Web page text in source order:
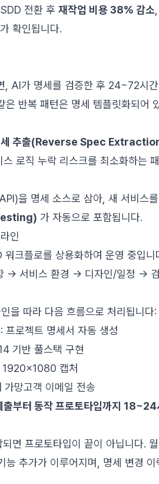
전환 후 재작업 비용 38% 감소
확인됩니다.
, AI가 명세를 검증한 후 24~72시
은 반복 패턴은 명세 템플릿화되어
세 추출(Reverse Spec
로직 누락 리스크를 최소화하는
을 명세 소스로 삼아, 새 서비스
가 자동으로 포함됩니다.
인
크플로를 상용화하여 운영 중입니
→ 서비스 환경 → 디자인/일정 →
을 따라 다음 흐름으로 처리됩니다:
: 프로젝트 명세서 자동 생성
기반 풀스택 구현
캡처
가망고객 이메일 전송
출부터 동작 프로토타입까지 18~24
되면 프로토타입이 끝이 아닙니다.
능 추가가 이루어지며, 명세 변경